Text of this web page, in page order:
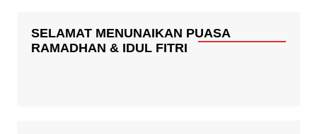
SELAMAT MENUNAIKAN PUASA
RAMADHAN & IDUL FITRI